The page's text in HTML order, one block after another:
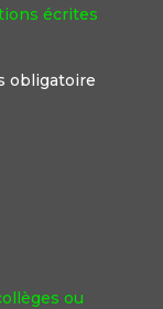
écrites
obligatoire
ou